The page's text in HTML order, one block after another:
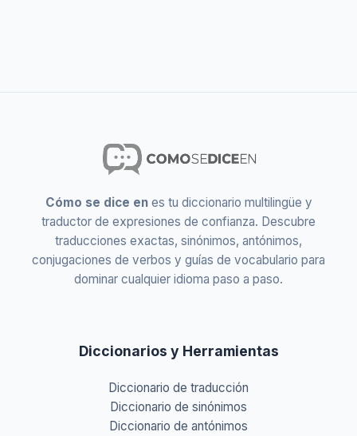
Cómo se dice enes tu diccionario multilingüe y
traductor de expresiones de confianza. Descubre
traducciones exactas, sinónimos, antónimos,
conjugaciones de verbos y guías de vocabulario para
dominar cualquier idioma paso a paso.
Diccionarios y Herramientas
Diccionario de traducción
Diccionario de sinónimos
Diccionario de antónimos